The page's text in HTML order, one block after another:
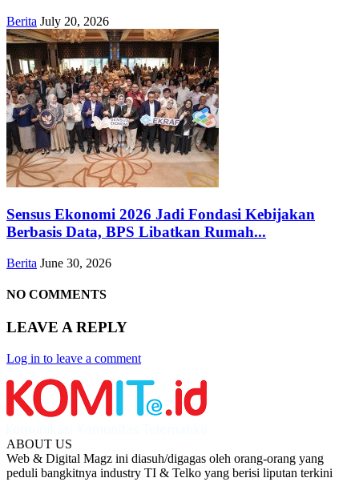
Berita July 20, 2026
Sensus Ekonomi 2026 Jadi Fondasi Kebijakan
Berbasis Data, BPS Libatkan Rumah...
Berita June 30, 2026
NO COMMENTS
LEAVE A REPLY
Log in to leave a comment
ABOUT US
Web & Digital Magz ini diasuh/digagas oleh orang-orang yang
peduli bangkitnya industry TI & Telko yang berisi liputan terkini